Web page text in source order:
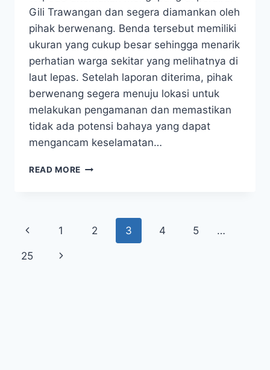
Gili Trawangan dan segera diamankan oleh
pihak berwenang. Benda tersebut memiliki
ukuran yang cukup besar sehingga menarik
perhatian warga sekitar yang melihatnya di
laut lepas. Setelah laporan diterima, pihak
berwenang segera menuju lokasi untuk
melakukan pengamanan dan memastikan
tidak ada potensi bahaya yang dapat
mengancam keselamatan…
READ MORE BUKAN
TORPEDO
Page
navigation
Previous
Page
1 2 3 4 5 …
25
Next